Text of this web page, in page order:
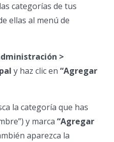
categorías de tus
ellas al menú de
>
y haz clic en “Agregar
la categoría que has
y marca “Agregar
aparezca la